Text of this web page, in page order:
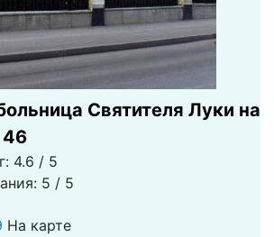
Святителя Луки на
46
4.6 / 5
5 / 5
На карте